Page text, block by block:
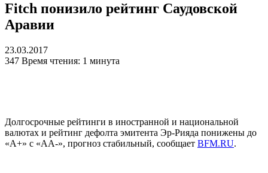
Fitch понизило рейтинг Саудовской
Аравии
23.03.2017
347 Время чтения: 1 минута
Долгосрочные рейтинги в иностранной и национальной
валютах и рейтинг дефолта эмитента Эр-Рияда понижены до
«А+» с «AA-», прогноз стабильный, сообщает BFM.RU.